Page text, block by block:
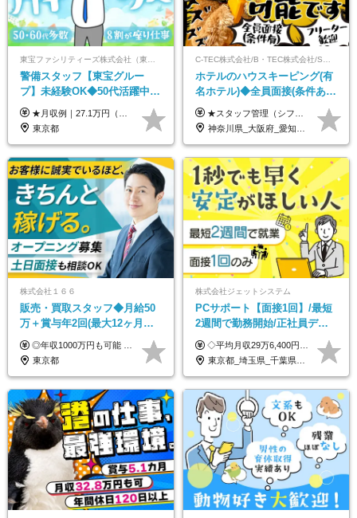
警備スタッフ【東宝グルー
プ】未経験OK◆50代活躍中
◆1勤務で2日分休み◆8割が座
り仕事◆賞与年2回
★月収例｜27.1万円（月給+残業代2.4万円+資格手当0.2万円+家族手当0.85万円） ★賞与年2回＆充実した手当あり！ ■月給23万6,500円～＋賞与年2回＋各種手当 ┗月給には職務手当19,500円、調整手当15,000円、住宅手当18,500円、契約社員手当1,500円を含みます ※試用期間4ヶ月(期間中の給与・待遇の差異はありません) ━━━━━━━━━━ 各種手当も充実！ ━━━━━━━━━━ ★家族手当 ★役付手当 ★資格手当 ★年末年始勤務手当 ★交通費支給（月5万円以内／6ヶ月分の定期代を支給） ★残業・深夜残業手当（全額支給） ━━━━━━━━━━ 給与支給日は毎月25日です ━━━━━━━━━━ 例：1月1日付入社の場合 1月25日に基本給+変動しない手当を支給 2月25日に前月分の残業手当など変動する手当を支給
東京都
ホテルのハウスキーピング(有
名ホテル)◆全員面接(条件あ
り)◆未経験OK◆リゾート地
も選べる◆月25万円
★スタッフ管理（シフト調整など）の経験があれば【月給28万円以上】 ★賞与支給実績：基本給の2ヶ月分～3ヶ月分 ＝＝ライフスタイルに合わせて働き方を選べます＝＝ ■正社員 ＜未経験者＞月給25万円(寮なしの場合)～35万円＋賞与年2回 ＜経験者＞月給28万円～35万円＋賞与年2回 ※寮をご利用の場合は月給22万円～ ※経験やスキルに応じて決定します ※残業代全額支給 ※試用期間（3ヶ月間）中の雇用形態や待遇に差異はありません ※正社員の場合、転勤の可能性あり ■契約社員 月給22万円～＋残業代全額支給 ※契約社員の場合、賞与の支給および転勤の可能性はありません ※勤務時間や勤務日数の希望があればご相談に応じます ※試用期間なし ※契約の更新 有(勤務状況により判断する) 更新上限 有(通算契約期間の上限 1年/更新回数の上限 なし)
神奈川県_大阪府_愛知県_北海道_兵庫県_京都府_広島県_福岡県_大分県_宮崎県_鹿児島県_沖縄県
株式会社１６６
販売・買取スタッフ◆月給50
万＋賞与年2回(最大12ヶ月分
支給)◆前職給与保証◆年収
1000万可◆オープニング
◎年収1000万円も可能 ◎複雑な条件やノルマは一切なし！ 頑張った分だけシンプルに還元される給与体系です。 経験者の方には「前職給与保証」をお約束します！ ■月給50万円～80万円（役職手当を含む） ★平均月収：60～70万円程度 ★「〇件以上で支給」といった複雑な条件やノルマの縛りは一切ありません。 お客様に寄り添い、利益が出た分はしっかりとあなたの給与へ還元します！ ※経験・能力を考慮のうえ決定します。 ※試用期間3ヶ月あり。その間の待遇・給与に差異はありません。 ※上記の金額は固定残業代（20時間/5万円～）含んだ金額です。 超過分は別途記載します。
東京都
株式会社ジェットシステム
PCサポート【面接1回】/最短
2週間で勤務開始/正社員デビ
ュー歓迎/未経験9割以上/社員
寮・住宅手当あり
◇平均月収29万6,400円(各種手当含む) ◇住宅手当⇒最大家賃の半額支給 ◇賞与年2回支給 ■月給22万5,000円以上＋地域手当＋時間外手当＋住宅手当＋家族手当 ※経験やスキルに応じて給与を決定します ※試用期間2ヶ月あり（期間内は時給1,060円以上となります） └地域により上がる可能性があり／例：東京都時給1,370円 └その他待遇に差異なし ＜モデル月収例＞ 1年目：296,400円 3年目：320,000円 【固定残業代について】 なし（残業代は、実際の労働時間に応じて別途全額支給）
東京都_埼玉県_千葉県_愛知県_北海道_群馬県_長野県_富山県_石川県_静岡県_香川県_高知県_熊本県_長崎県_沖縄県